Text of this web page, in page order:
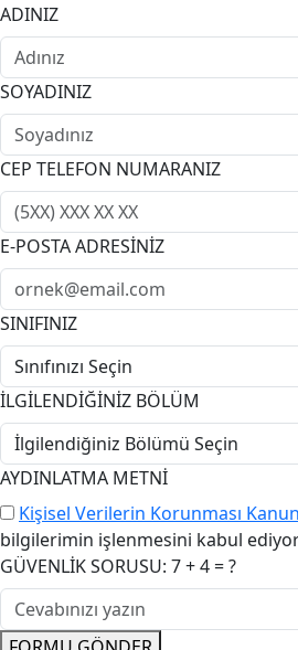
ADINIZ
SOYADINIZ
CEP TELEFON NUMARANIZ
E-POSTA ADRESİNİZ
SINIFINIZ
İLGİLENDİĞİNİZ BÖLÜM
AYDINLATMA METNİ
Kişisel Verilerin Korunması
bilgilerimin işlenmesini kabul
GÜVENLİK SORUSU: 7 + 4 = ?